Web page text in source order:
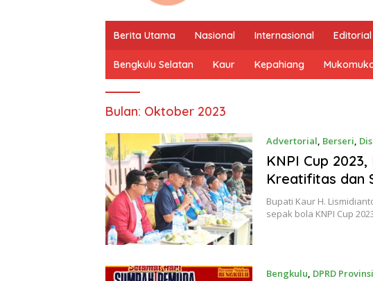
Berita Utama Nasional Internasional Editorial
Bengkulu Selatan Kaur Kepahiang
Bulan: Oktober 2023
Advertorial, Berseri,
KNPI Cup
Kreatifitas dan
Bupati Kaur H.
sepak bola KNPI Cup
Bengkulu, DPRD